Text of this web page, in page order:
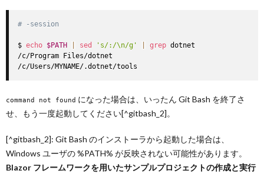
# -session
$ echo $PATH sed 's/:/\n/g' grep dotnet
/c/Program Files/dotnet
/c/Users/MYNAME/.dotnet/tools
command not found になった場合は、いったん Git Bash を終了さ
せ、もう一度起動してください[^gitbash_2]。
[^gitbash_2]: Git Bash のインストーラから起動した場合は、
Windows ユーザの %PATH% が反映されない可能性があります。
Blazor フレームワークを用いたサンプルプロジェクトの作成と実行